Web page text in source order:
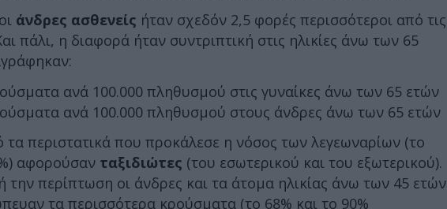
άνδρες ασθενείς ήταν σχεδόν 2,5 φορές περισσότεροι από τις
πάλι, η διαφορά ήταν συντριπτική στις ηλικίες άνω των 65
ανά 100.000 πληθυσμού στις γυναίκες άνω των 65 ετών
ανά 100.000 πληθυσμού στους άνδρες άνω των 65 ετών
τα περιστατικά που προκάλεσε η νόσος των λεγεωναρίων (το
αφορούσαν ταξιδιώτες (του εσωτερικού και του εξωτερικού).
την περίπτωση οι άνδρες και τα άτομα ηλικίας άνω των 45 ετών
τα περισσότερα κρούσματα (το 68% και το 90%